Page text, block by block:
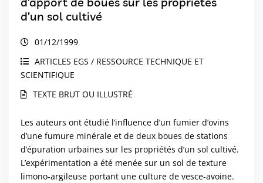
d’un sol cultivé
01/12/1999
ARTICLES EGS / RESSOURCE TECHNIQUE ET
SCIENTIFIQUE
TEXTE BRUT OU ILLUSTRÉ
Les auteurs ont étudié l’influence d’un fumier d’ovins
d’une fumure minérale et de deux boues de stations
d’épuration urbaines sur les propriétés d’un sol cultivé.
L’expérimentation a été menée sur un sol de texture
limono-argileuse portant une culture de vesce-avoine.